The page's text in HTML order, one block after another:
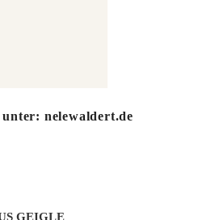
nelewaldert.de
GEIGLE